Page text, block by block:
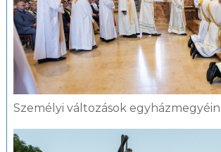
Személyi változások